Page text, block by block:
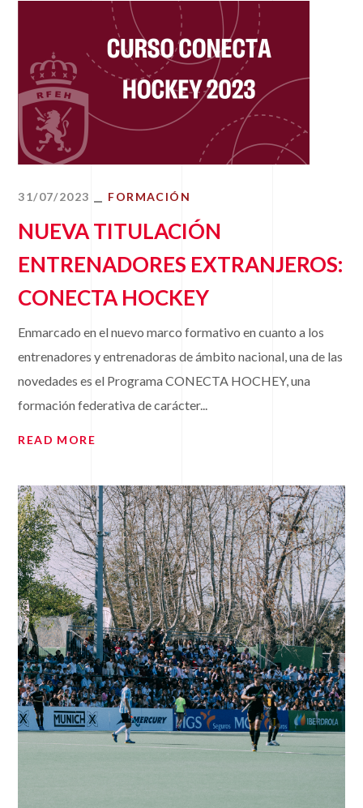
31/07/2023 FORMACIÓN
NUEVA TITULACIÓN
ENTRENADORES EXTRANJEROS:
CONECTA HOCKEY
Enmarcado en el nuevo marco formativo en cuanto a los
entrenadores y entrenadoras de ámbito nacional, una de las
novedades es el Programa CONECTA HOCHEY, una
formación federativa de carácter...
READ MORE